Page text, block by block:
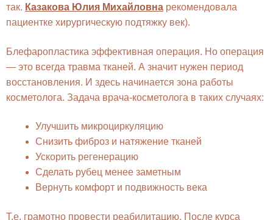
так. Казакова Юлия Михайловна рекомендовала
пациентке хирургическую подтяжку век).
Блефаропластика эффективная операция. Но операция
— это всегда травма тканей. А значит нужен период
восстановления. И здесь начинается зона работы
косметолога. Задача врача-косметолога в таких случаях:
Улучшить микроциркуляцию
Снизить фиброз и натяжение тканей
Ускорить регенерацию
Сделать рубец менее заметным
Вернуть комфорт и подвижность века
Т.е. грамотно провести реабилитацию. После курса